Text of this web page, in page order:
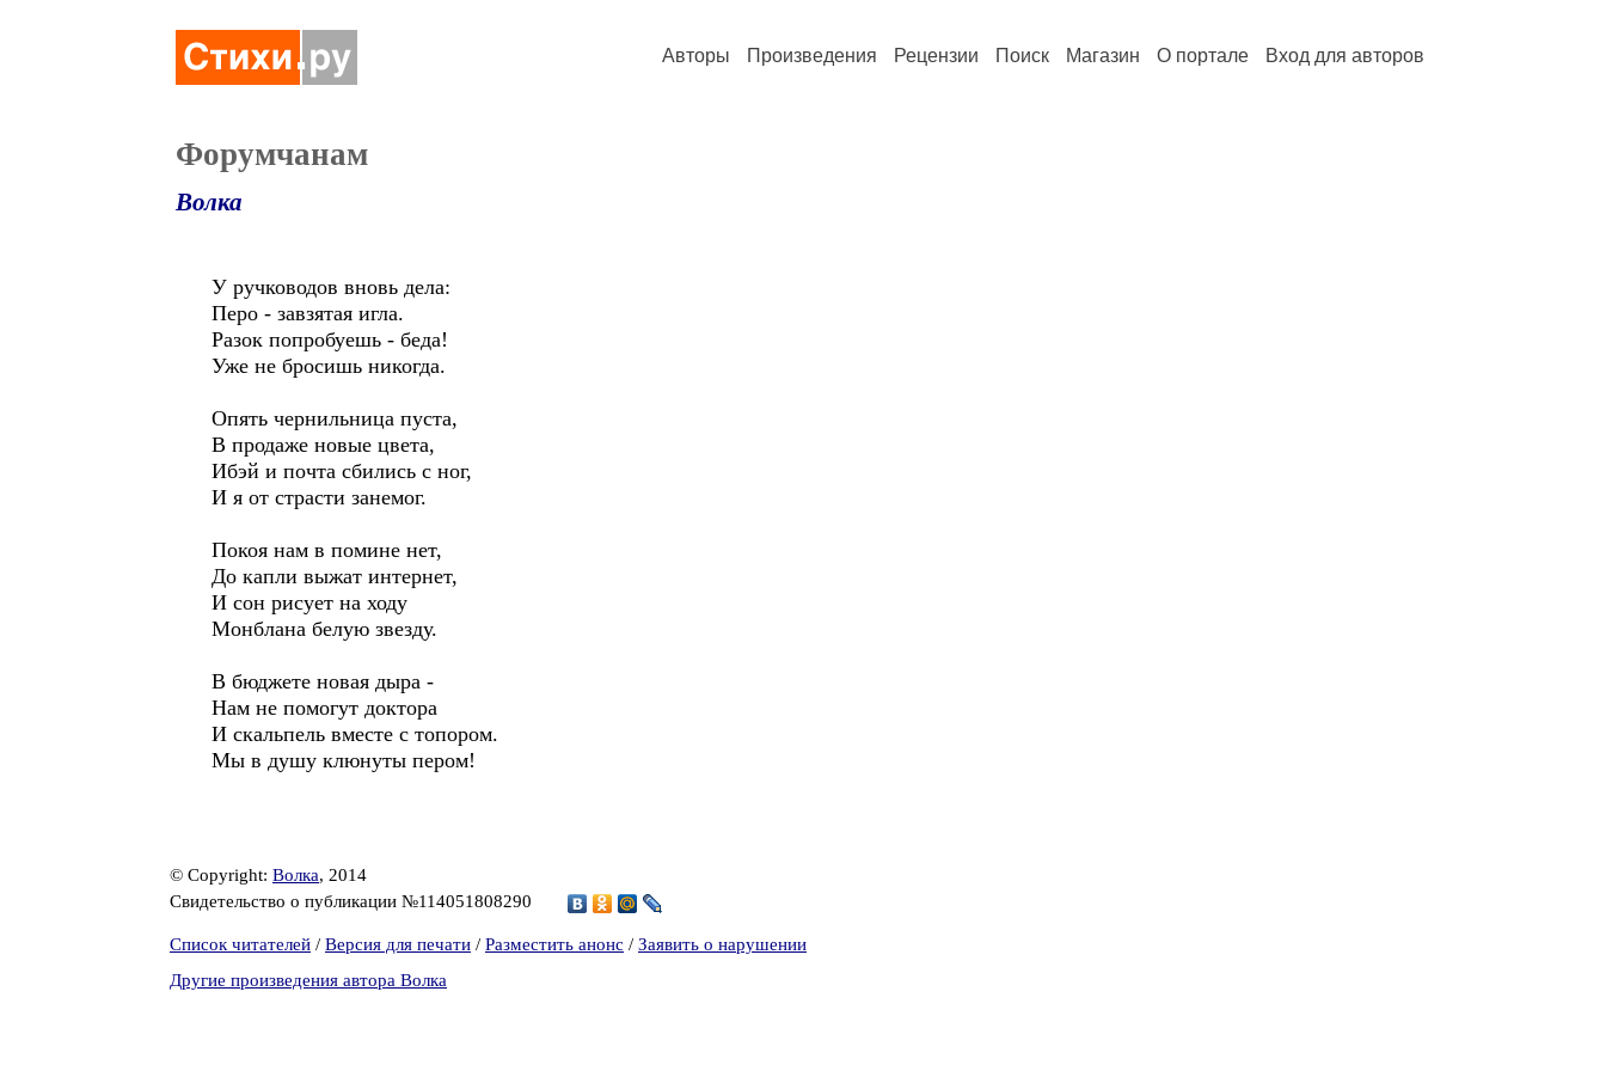
Авторы Произведения Рецензии Поиск Магазин О портале Вход для авторов
Форумчанам
Волка
У ручководов вновь дела:
Перо - завзятая игла.
Разок попробуешь - беда!
Уже не бросишь никогда.
Опять чернильница пуста,
В продаже новые цвета,
Ибэй и почта сбились с ног,
И я от страсти занемог.
Покоя нам в помине нет,
До капли выжат интернет,
И сон рисует на ходу
Монблана белую звезду.
В бюджете новая дыра -
Нам не помогут доктора
И скальпель вместе с топором.
Мы в душу клюнуты пером!
© Copyright: Волка, 2014
Свидетельство о публикации №114051808290
Список читателей / Версия для печати / Разместить анонс / Заявить о нарушении
Другие произведения автора Волка